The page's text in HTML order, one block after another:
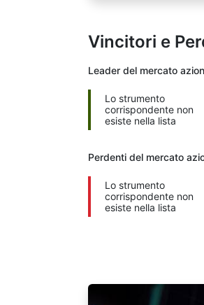
Vincitori e
Leader del mercato
Lo strumento
corrispondente non
esiste nella lista
Perdenti del mercato
Lo strumento
corrispondente non
esiste nella lista